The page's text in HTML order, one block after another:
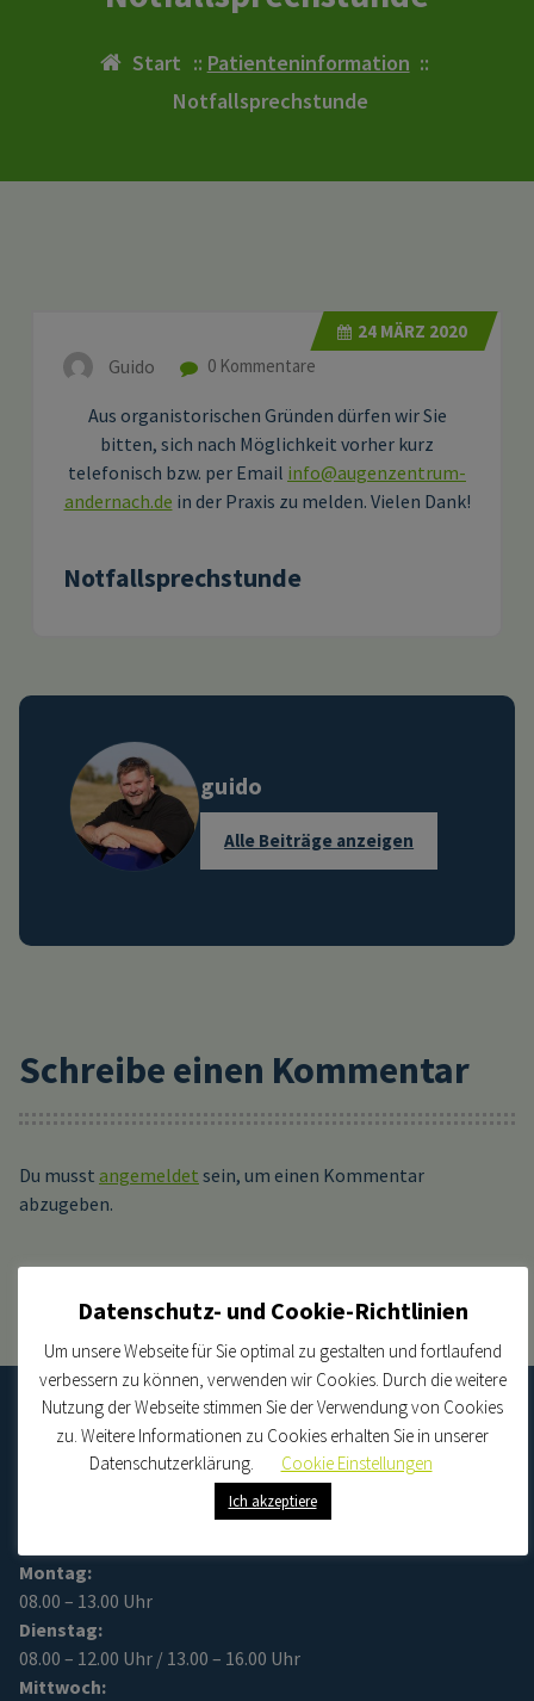
Start :: Patienteninformation ::
Notfallsprechstunde
24 MÄRZ 2020
Guido 0 Kommentare
Aus organistorischen Gründen dürfen wir Sie
bitten, sich nach Möglichkeit vorher kurz
telefonisch bzw. per Email info@augenzentrum-
andernach.de in der Praxis zu melden. Vielen Dank!
Notfallsprechstunde
guido
Alle Beiträge anzeigen
Schreibe einen Kommentar
Du musst angemeldet sein, um einen Kommentar
abzugeben.
Unsere Sprechzeiten:
Montag:
08.00 – 13.00 Uhr
Dienstag:
08.00 – 12.00 Uhr / 13.00 – 16.00 Uhr
Mittwoch:
Datenschutz- und Cookie-Richtlinien
Um unsere Webseite für Sie optimal zu gestalten und fortlaufend
verbessern zu können, verwenden wir Cookies. Durch die weitere
Nutzung der Webseite stimmen Sie der Verwendung von Cookies
zu. Weitere Informationen zu Cookies erhalten Sie in unserer
Datenschutzerklärung.
Cookie Einstellungen
Ich akzeptiere